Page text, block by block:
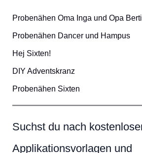
Probenähen Oma Inga und Opa
Probenähen Dancer und Hampus
Hej Sixten!
DIY Adventskranz
Probenähen Sixten
Suchst du nach
Applikationsvorlagen und